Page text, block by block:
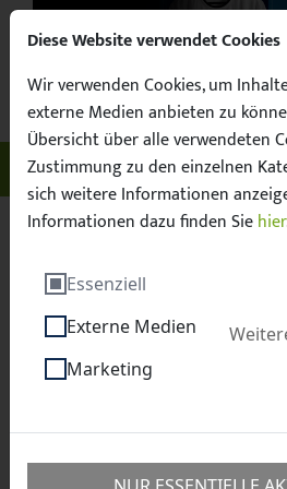
X /
Unser Sachsen. Euer
Sächsischer Fußball-Verband e.V.
Breitenfußball
Fußball ist keine Frage des
Diese Website verwendet Cookies
Wir verwenden Cookies, um
externe Medien anbieten zu
Übersicht über alle verwendeten
Zustimmung zu den einzelnen
sich weitere Informationen
Informationen dazu finden Siehier
Essenziell
Externe Medien
Marketing